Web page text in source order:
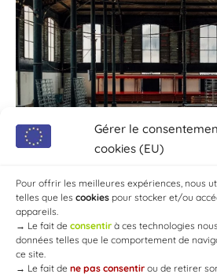
Gérer le
cookies (EU)
Pour offrir les meilleures expériences, nous
telles que les cookies pour stocker et/ou
appareils.
→ Le fait de consentir à ces technologies
données telles que le comportement de
ce site.
→ Le fait de ne pas consentir ou de retirer